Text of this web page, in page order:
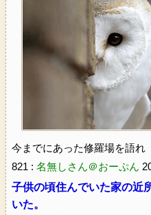
今までにあった修羅場を語れ
821 : 名無しさん＠おーぷん
子供の頃住んでいた家の近
いた。